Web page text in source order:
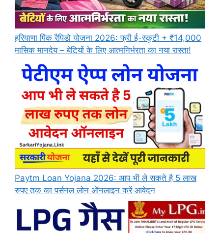
हरियाणा पिंक रैपिडो योजना 2026: फ्री ई-स्कूटी + ₹14,000
मासिक मानदेय – बेटियों के लिए आत्मनिर्भरता का नया रास्ता!
Paytm Loan Yojana 2026: आप भी ले सकते है 5 लाख
रुपए तक का पर्सनल लोन ऑनलाइन करें आवेदन